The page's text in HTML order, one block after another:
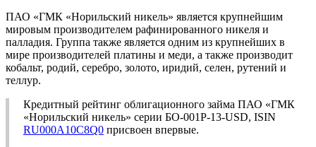
ПАО «ГМК «Норильский никель» является крупнейшим
мировым производителем рафинированного никеля и
палладия. Группа также является одним из крупнейших в
мире производителей платины и меди, а также производит
кобальт, родий, серебро, золото, иридий, селен, рутений и
теллур.
Кредитный рейтинг облигационного займа ПАО «ГМК
«Норильский никель» серии БО-001Р-13-USD, ISIN
RU000A10C8Q0 присвоен впервые.